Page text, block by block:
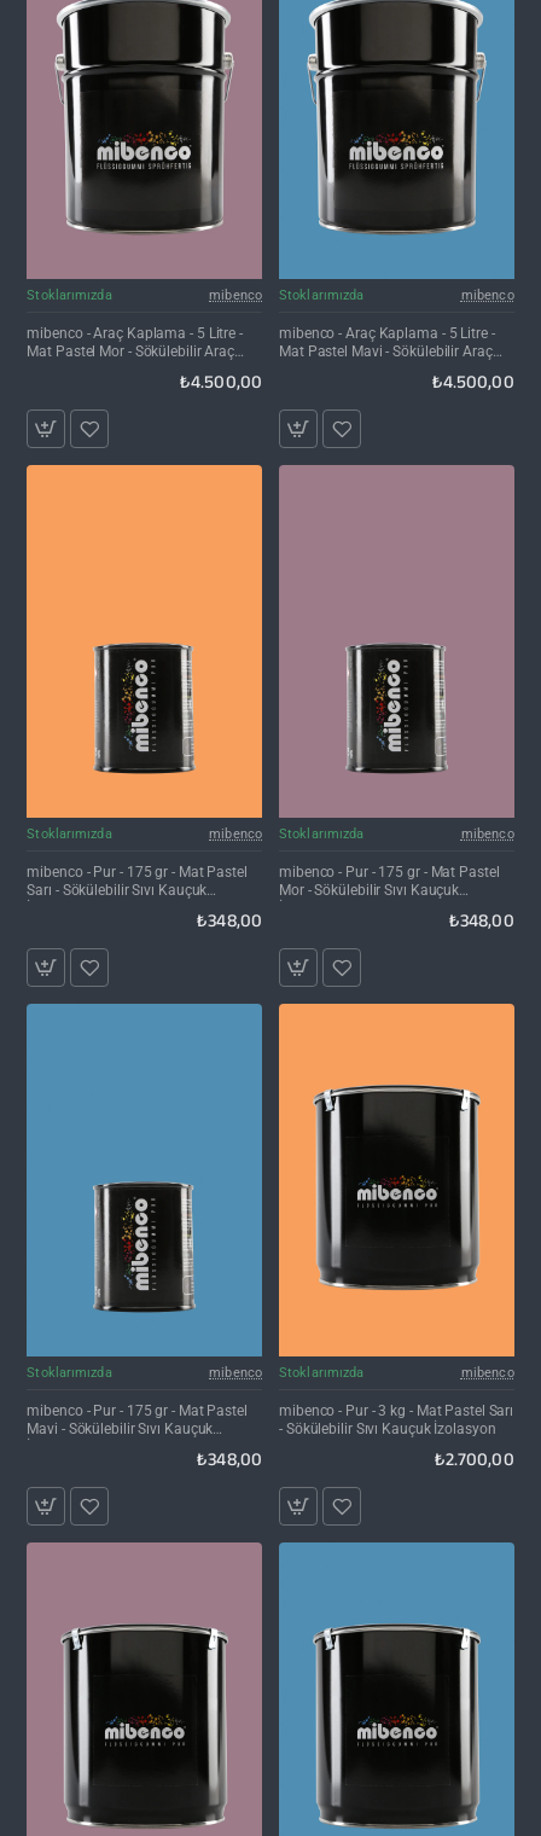
Kargo Bedava
Stoklarımızda mibenco
mibenco - Araç Kaplama - 5 Litre -
Mat Pastel Mor - Sökülebilir Araç
₺4.500,00
Kargo Bedava
Stoklarımızda mibenco
mibenco - Araç Kaplama - 5 Litre -
Mat Pastel Mavi - Sökülebilir Araç
₺4.500,00
Stoklarımızda mibenco
mibenco - Pur - 175 gr - Mat Pastel
Sarı - Sökülebilir Sıvı Kauçuk
₺348,00
Stoklarımızda mibenco
mibenco - Pur - 175 gr - Mat Pastel
Mor - Sökülebilir Sıvı Kauçuk
₺348,00
Stoklarımızda mibenco
mibenco - Pur - 175 gr - Mat Pastel
Mavi - Sökülebilir Sıvı Kauçuk
₺348,00
Kargo Bedava
Stoklarımızda mibenco
mibenco - Pur - 3 kg - Mat Pastel Sarı
- Sökülebilir Sıvı Kauçuk İzolasyon
₺2.700,00